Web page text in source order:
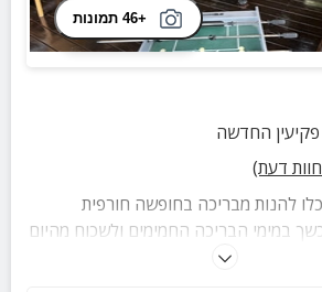
+46 תמונות
פקיעין החדשה
חוות דעת)
להנות מבריכה בחופשה חורפית
במימי הבריכה החמימים ולשכוח מהיום